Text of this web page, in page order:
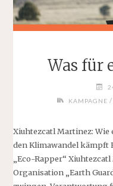
Was für
KAMPAGNE /
Xiuhtezcatl Martinez:
den Klimawandel kämpft
„Eco-Rapper“
Organisation „Earth